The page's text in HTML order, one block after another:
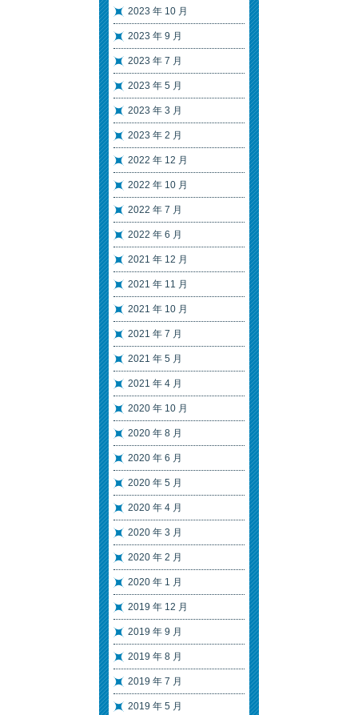
2023 年 10 月
2023 年 9 月
2023 年 7 月
2023 年 5 月
2023 年 3 月
2023 年 2 月
2022 年 12 月
2022 年 10 月
2022 年 7 月
2022 年 6 月
2021 年 12 月
2021 年 11 月
2021 年 10 月
2021 年 7 月
2021 年 5 月
2021 年 4 月
2020 年 10 月
2020 年 8 月
2020 年 6 月
2020 年 5 月
2020 年 4 月
2020 年 3 月
2020 年 2 月
2020 年 1 月
2019 年 12 月
2019 年 9 月
2019 年 8 月
2019 年 7 月
2019 年 5 月